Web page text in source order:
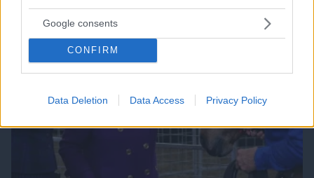
Google consents
CONFIRM
Data Deletion Data Access Privacy Policy